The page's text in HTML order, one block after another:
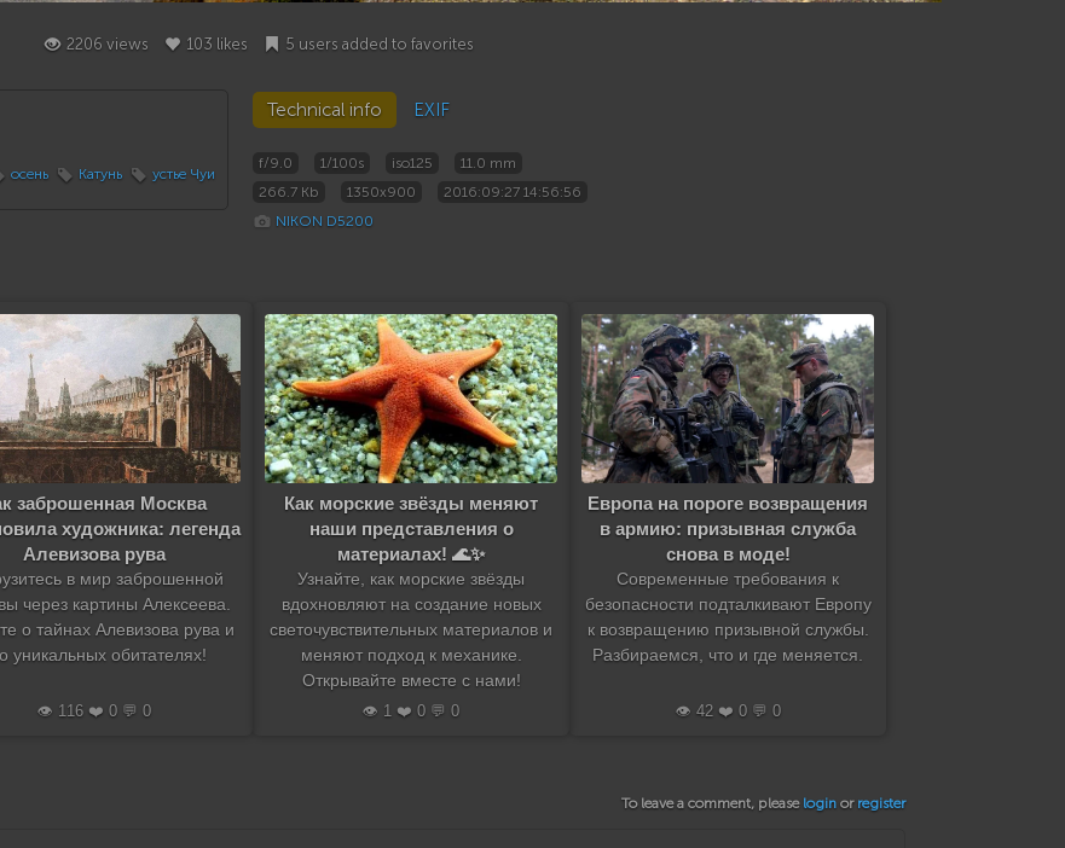
2206 views 103 likes 5 users added to favorites
осень Катунь устье Чуи
Technical info EXIF
f/9.0 1/100s iso125
11.0 mm
266.7 Kb
1350x900
2016:09:27 14:56:56
NIKON D5200
заброшенная Москва
художника: легенда
Алевизова рува
в мир заброшенной
через картины Алексеева.
о тайнах Алевизова рува и
уникальных обитателях!
👁️ 116 ❤️ 0 💬 0
Как морские звёзды меняют
наши представления о
материалах! 🌊✨
Узнайте, как морские звёзды
вдохновляют на создание новых
светочувствительных материалов и
меняют подход к механике.
Открывайте вместе с нами!
👁️ 1 ❤️ 0 💬 0
Европа на пороге возвращения
в армию: призывная служба
снова в моде!
Современные требования к
безопасности подталкивают Европу
к возвращению призывной службы.
Разбираемся, что и где меняется.
👁️ 42 ❤️ 0 💬 0
To leave a comment, please login or register